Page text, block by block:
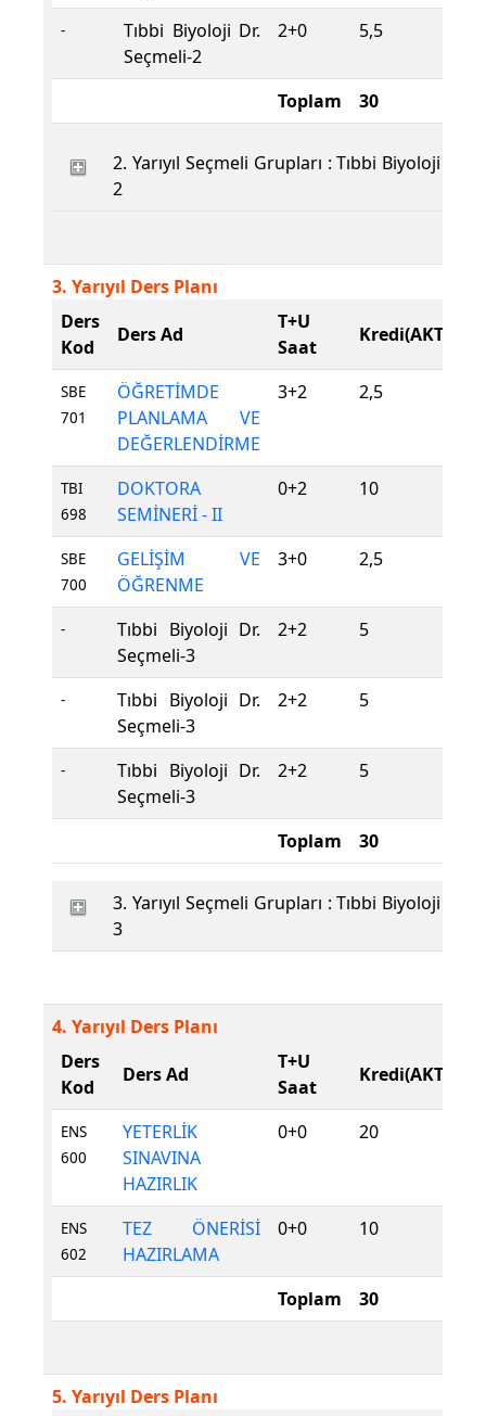
-
Tıbbi Biyoloji Dr.
Seçmeli-2
2+0 5,5
Toplam 30
2. Yarıyıl Seçmeli Grupları : Tıbbi Biyoloji Dr.
2
3. Yarıyıl Ders Planı
Ders
Kod
Ders Ad
T+U
Saat
Kredi(AKTS)
SBE
701
ÖĞRETİMDE
PLANLAMA VE
DEĞERLENDİRME
3+2 2,5
TBI
698
DOKTORA
SEMİNERİ - II
0+2 10
SBE
700
GELİŞİM VE
ÖĞRENME
3+0 2,5
-
Tıbbi Biyoloji Dr.
Seçmeli-3
2+2 5
-
Tıbbi Biyoloji Dr.
Seçmeli-3
2+2 5
-
Tıbbi Biyoloji Dr.
Seçmeli-3
2+2 5
Toplam 30
3. Yarıyıl Seçmeli Grupları : Tıbbi Biyoloji Dr.
3
4. Yarıyıl Ders Planı
Ders
Kod
Ders Ad
T+U
Saat
Kredi(AKTS)
ENS
600
YETERLİK
SINAVINA
HAZIRLIK
0+0 20
ENS
602
TEZ ÖNERİSİ
HAZIRLAMA
0+0 10
Toplam 30
5. Yarıyıl Ders Planı